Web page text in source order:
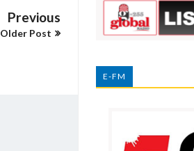
Previous
Older Post
E-FM